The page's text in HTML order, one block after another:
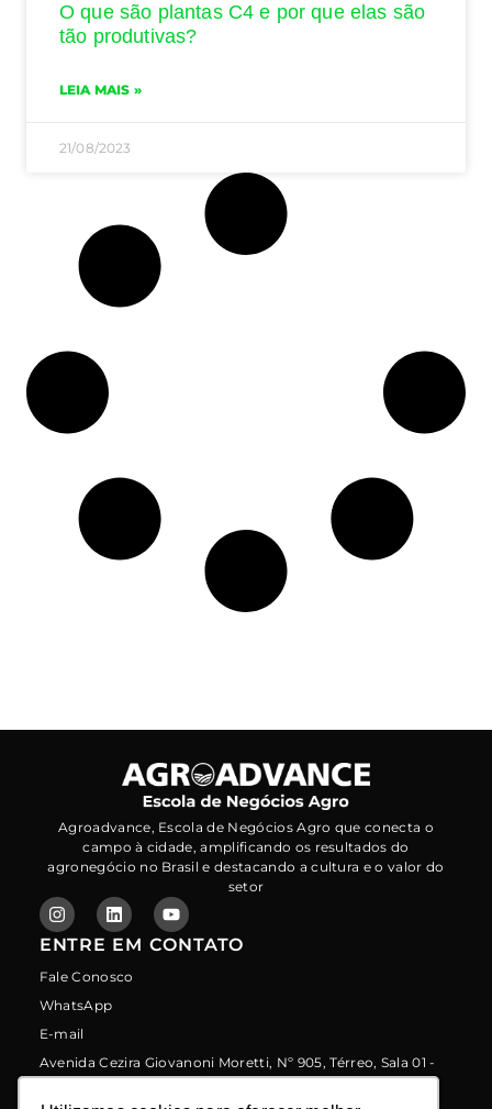
O que são plantas C4 e por que elas são
tão produtivas?
LEIA MAIS »
21/08/2023
Agroadvance, Escola de Negócios Agro que conecta o
campo à cidade, amplificando os resultados do
agronegócio no Brasil e destacando a cultura e o valor do
setor
ENTRE EM CONTATO
Fale Conosco
WhatsApp
E-mail
Avenida Cezira Giovanoni Moretti, Nº 905, Térreo, Sala 01 -
Santa Rosa - Piracicaba/sp - CEP: 13414-157